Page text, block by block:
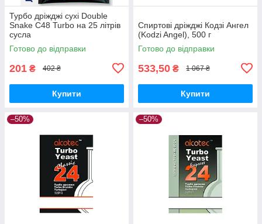
Турбо дріжджі сухі Double
Snake C48 Turbo на 25 літрів
сусла
Готово до відправки
201 ₴ 402 ₴
Купити
Спиртові дріжджі Кодзі Ангел
(Kodzi Angel), 500 г
Готово до відправки
533,50 ₴ 1 067 ₴
Купити
–50% –50%